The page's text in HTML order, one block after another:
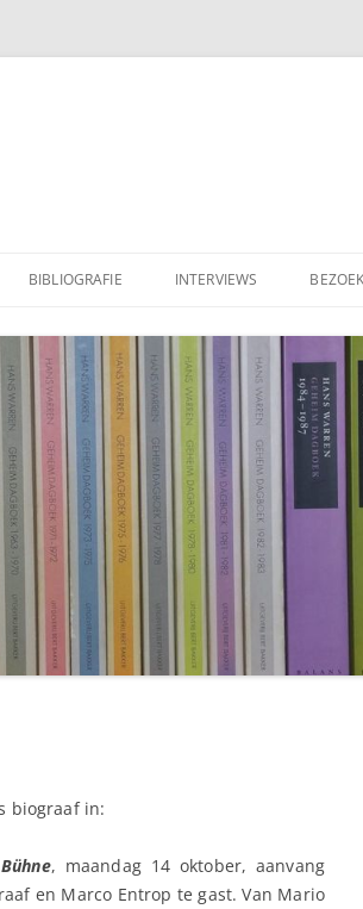
BIBLIOGRAFIE INTERVIEWS
biograaf in:
, maandag 14 oktober, aanvang
en Marco Entrop te gast. Van Mario